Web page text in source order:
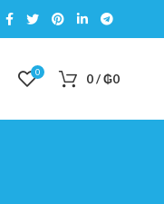
0 0/ ₲0